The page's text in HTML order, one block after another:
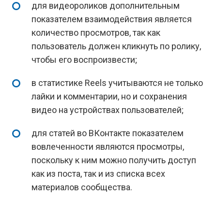
для видеороликов дополнительным
показателем взаимодействия является
количество просмотров, так как
пользователь должен кликнуть по ролику,
чтобы его воспроизвести;
в статистике Reels учитываются не только
лайки и комментарии, но и сохранения
видео на устройствах пользователей;
для статей во ВКонтакте показателем
вовлеченности являются просмотры,
поскольку к ним можно получить доступ
как из поста, так и из списка всех
материалов сообщества.